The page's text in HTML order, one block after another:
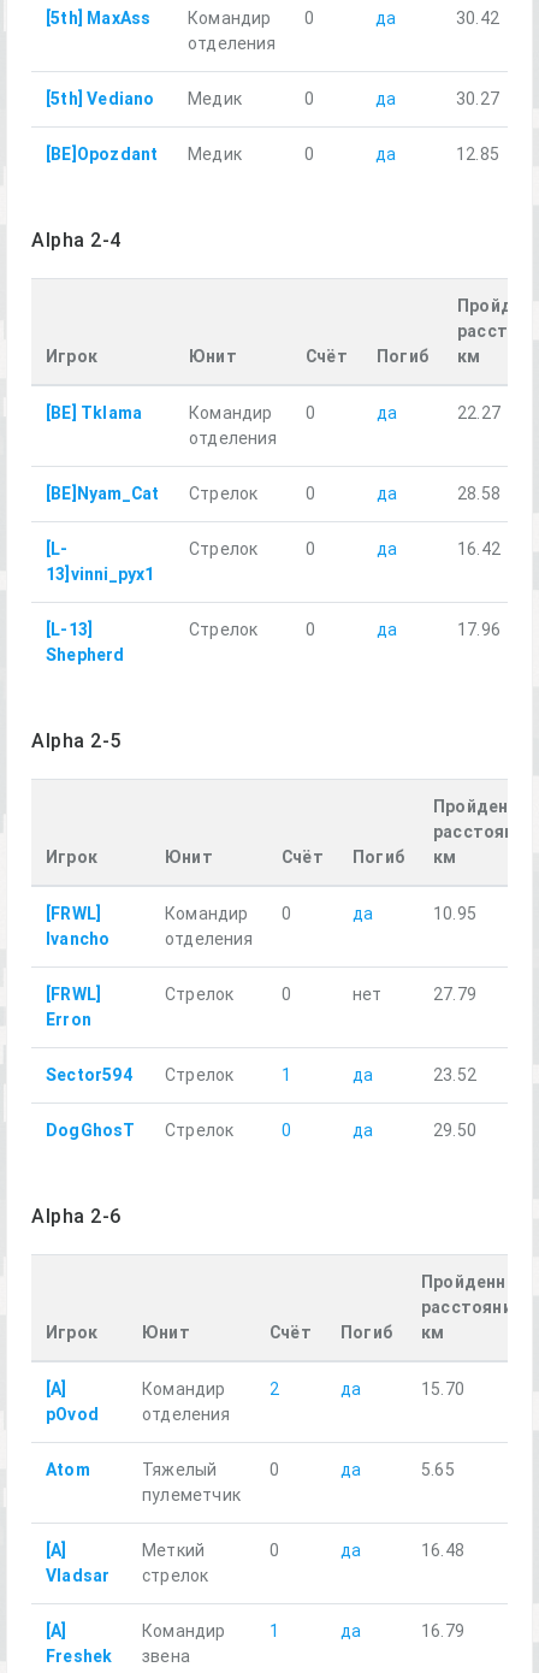
[5th] MaxAss
Командир
отделения
0 да 30.42
[5th] Vediano Медик 0 да 30.27
[BE]Opozdant Медик 0 да 12.85
Alpha 2-4
Игрок Юнит Счёт Погиб
км
[BE] Tklama
Командир
отделения
0 да 22.27
[BE]Nyam_Cat Стрелок 0 да 28.58
[L-
13]vinni_pyx1
Стрелок 0 да 16.42
[L-13]
Shepherd
Стрелок 0 да 17.96
Alpha 2-5
Игрок Юнит Счёт Погиб
Пройденное
расстояние,
км
[FRWL]
Ivancho
Командир
отделения
0 да 10.95
[FRWL]
Erron
Стрелок 0 нет 27.79
Sector594 Стрелок 1 да 23.52
DogGhosT Стрелок 0 да 29.50
Alpha 2-6
Игрок Юнит Счёт Погиб
Пройденное
расстояние,
км
[A]
pOvod
Командир
отделения
2 да 15.70
Atom
Тяжелый
пулеметчик
0 да 5.65
[A]
Vladsar
Меткий
стрелок
0 да 16.48
[A]
Freshek
Командир
звена
1 да 16.79